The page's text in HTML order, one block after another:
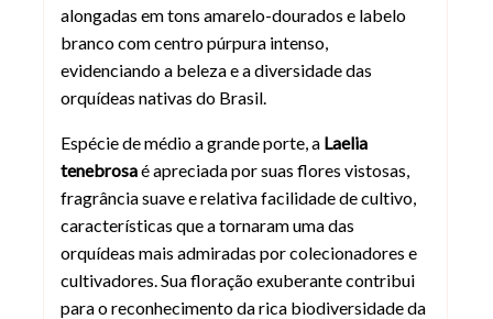
alongadas em tons amarelo-dourados e labelo
branco com centro púrpura intenso,
evidenciando a beleza e a diversidade das
orquídeas nativas do Brasil.
Espécie de médio a grande porte, a Laelia
tenebrosaé apreciada por suas flores vistosas,
fragrância suave e relativa facilidade de cultivo,
características que a tornaram uma das
orquídeas mais admiradas por colecionadores e
cultivadores. Sua floração exuberante contribui
para o reconhecimento da rica biodiversidade da